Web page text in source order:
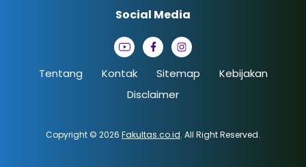
Tentang Kontak Sitemap
Kebijakan
Disclaimer
Copyright © 2026 Fakultas.co.id. All Right Reserved.
Social Media